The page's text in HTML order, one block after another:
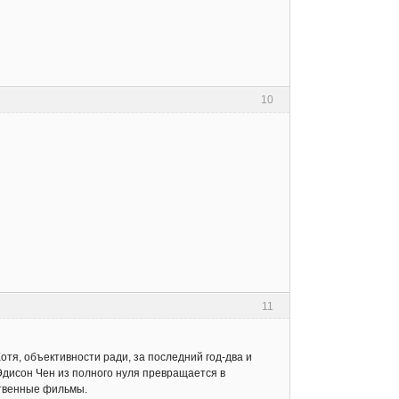
10
11
объективности ради, за последний год-два и
Чен из полного нуля превращается в
фильмы.